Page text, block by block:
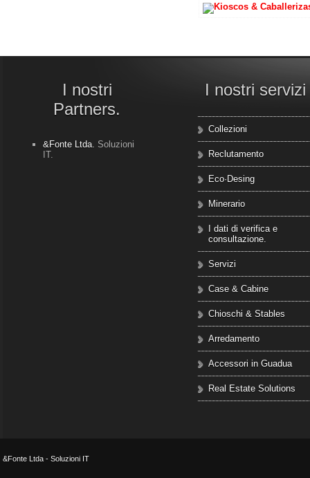
I nostri
Partners.
&Fonte Ltda. Soluzioni
IT.
I nostri servizi
Collezioni
Reclutamento
Eco·Desing
Minerario
I dati di verifica e
consultazione.
Servizi
Case & Cabine
Chioschi & Stables
Arredamento
Accessori in Guadua
Real Estate Solutions
&Fonte Ltda - Soluzioni IT